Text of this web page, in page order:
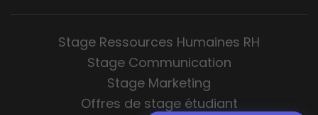
Stage Ressources Humaines RH
Stage Communication
Stage Marketing
Offres de stage étudiant